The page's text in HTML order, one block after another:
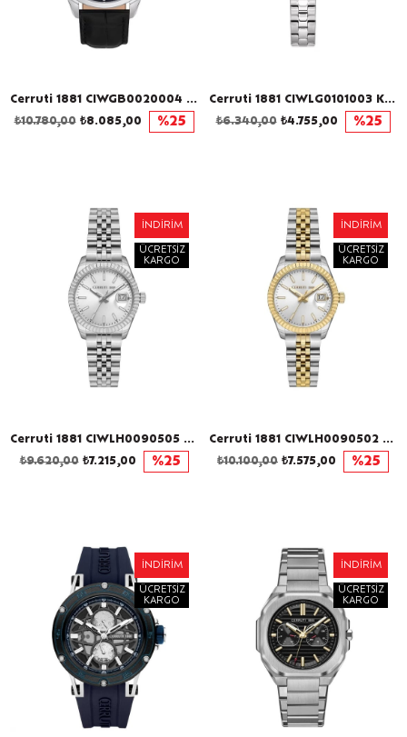
Cerruti 1881 CIWGB0020004 Erkek Kol Saati
₺8.085,00
₺10.780,00 %25
Cerruti 1881 CIWLG0101003 Kadın Kol Saati
₺4.755,00
₺6.340,00 %25
Cerruti 1881 CIWLH0090505 Kadın Kol Saati
İNDIRIM
ÜCRETSIZ
KARGO
₺7.215,00
₺9.620,00 %25
Cerruti 1881 CIWLH0090502 Kadın Kol Saati
İNDIRIM
ÜCRETSIZ
KARGO
₺7.575,00
₺10.100,00 %25
İNDIRIM
ÜCRETSIZ
KARGO
İNDIRIM
ÜCRETSIZ
KARGO